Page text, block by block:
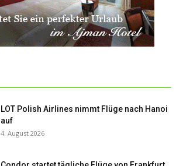
LOT Polish Airlines nimmt Flüge nach Hanoi
auf
4. August 2026